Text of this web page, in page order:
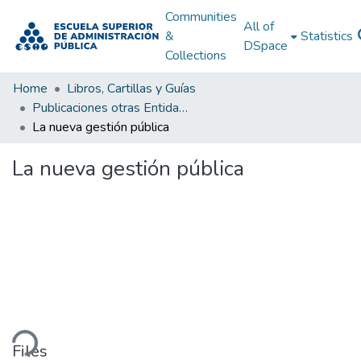
Communities
&
Collections
All of
DSpace
Statistics
Home
Libros, Cartillas y Guías
Publicaciones otras Entidades Estatales
La nueva gestión pública
La nueva gestión pública
Files